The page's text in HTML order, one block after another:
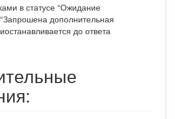
в статусе “Ожидание
дополнительная
до ответа